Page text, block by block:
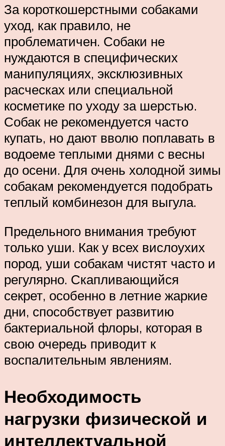
За короткошерстными собаками
уход, как правило, не
проблематичен. Собаки не
нуждаются в специфических
манипуляциях, эксклюзивных
расческах или специальной
косметике по уходу за шерстью.
Собак не рекомендуется часто
купать, но дают вволю поплавать в
водоеме теплыми днями с весны
до осени. Для очень холодной зимы
собакам рекомендуется подобрать
теплый комбинезон для выгула.
Предельного внимания требуют
только уши. Как у всех вислоухих
пород, уши собакам чистят часто и
регулярно. Скапливающийся
секрет, особенно в летние жаркие
дни, способствует развитию
бактериальной флоры, которая в
свою очередь приводит к
воспалительным явлениям.
Необходимость
нагрузки физической и
интеллектуальной